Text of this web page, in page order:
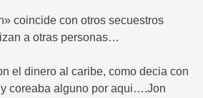
coincide con otros secuestros
a otras personas…
el dinero al caribe, como decia con
coreaba alguno por aqui….Jon